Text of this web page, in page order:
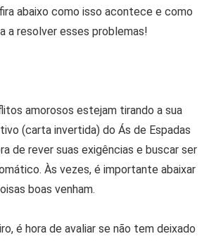
abaixo como isso acontece e como
a resolver esses problemas!
amorosos estejam tirando a sua
(carta invertida) do Ás de Espadas
de rever suas exigências e buscar ser
Às vezes, é importante abaixar
boas venham.
é hora de avaliar se não tem deixado